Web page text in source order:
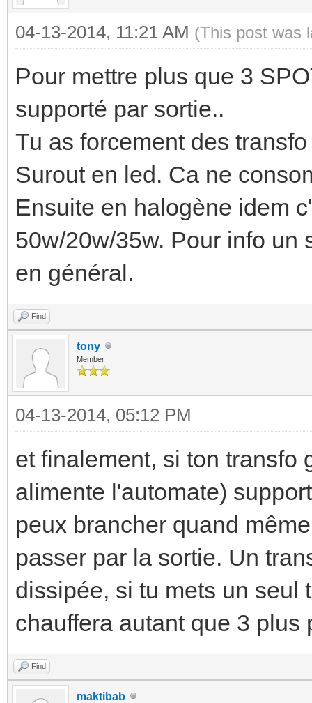
04-13-2014, 11:21 AM (This post was
Pour mettre plus que 3
supporté par sortie..
Tu as forcement des
Surout en led. Ca ne
Ensuite en halogène idem
50w/20w/35w. Pour info un
en général.
Find
tony
Member
04-13-2014, 05:12 PM
et finalement, si ton transfo
alimente l'automate)
peux brancher quand
passer par la sortie. Un
dissipée, si tu mets un seul
chauffera autant que 3
Find
maktibab